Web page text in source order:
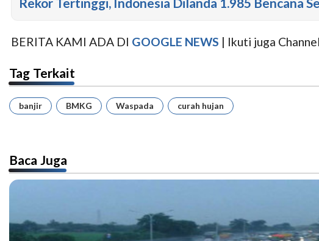
BERITA KAMI ADA DI GOOGLE NEWS | Ikuti juga
Tag Terkait
banjir BMKG Waspada curah hujan
Baca Juga